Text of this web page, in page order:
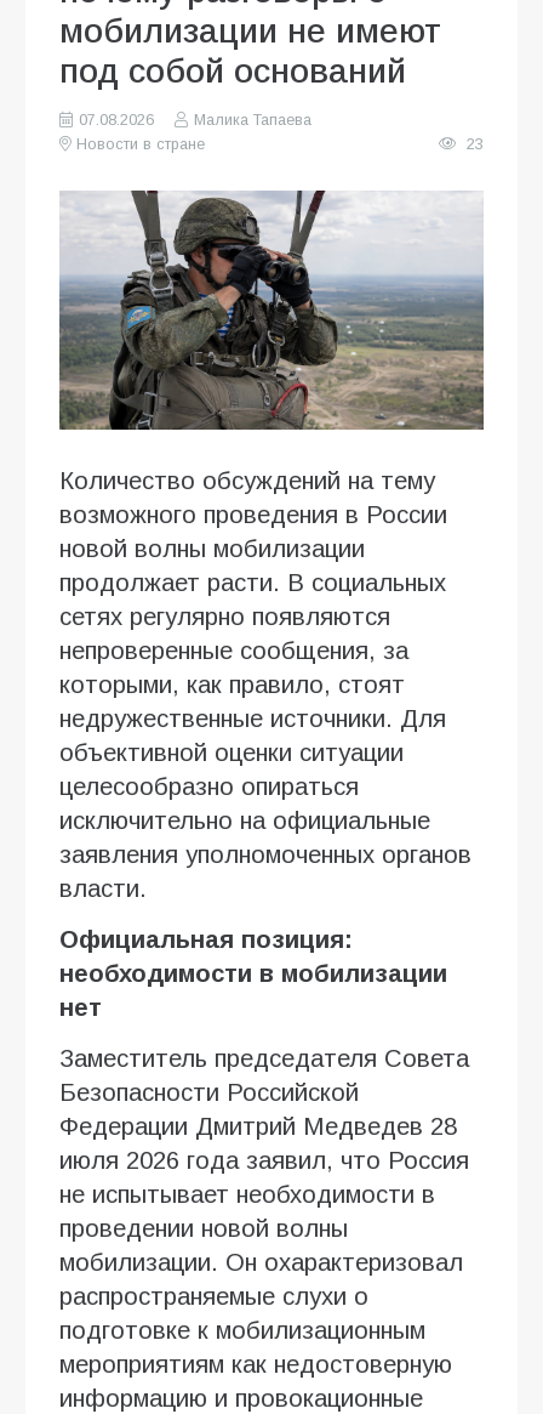
мобилизации не имеют
под собой оснований
07.08.2026
Малика Тапаева
Новости в стране
23
Количество обсуждений на тему
возможного проведения в России
новой волны мобилизации
продолжает расти. В социальных
сетях регулярно появляются
непроверенные сообщения, за
которыми, как правило, стоят
недружественные источники. Для
объективной оценки ситуации
целесообразно опираться
исключительно на официальные
заявления уполномоченных органов
власти.
Официальная позиция:
необходимости в мобилизации
нет
Заместитель председателя Совета
Безопасности Российской
Федерации Дмитрий Медведев 28
июля 2026 года заявил, что Россия
не испытывает необходимости в
проведении новой волны
мобилизации. Он охарактеризовал
распространяемые слухи о
подготовке к мобилизационным
мероприятиям как недостоверную
информацию и провокационные